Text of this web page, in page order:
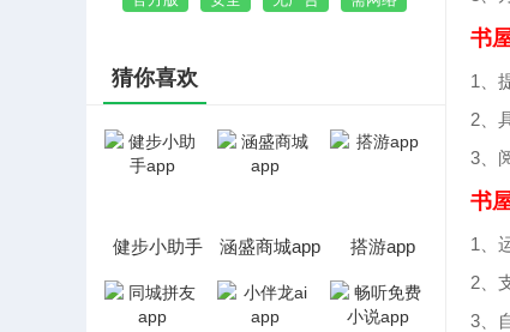
猜你喜欢
健步小助手
涵盛商城app 搭游app
书
1、
2、
3、
书
1、
2、
3、